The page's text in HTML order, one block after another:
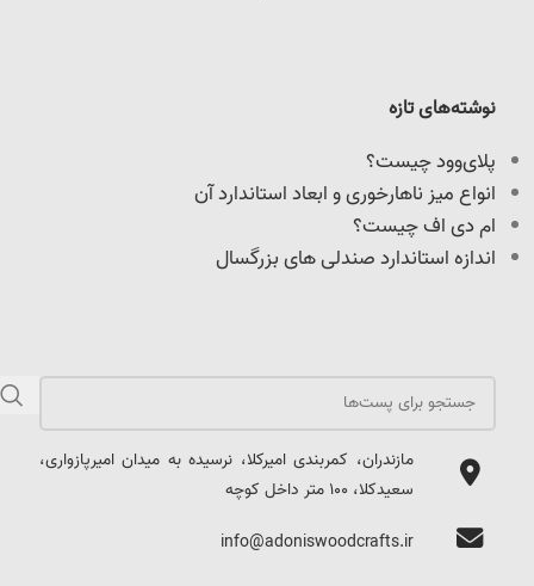
مازندران، کمربندی امیرکلا، نرسیده به میدان امیرپازواری،
سعیدکلا، 100 متر داخل کوچه
info@adoniswoodcrafts.ir
نوشته‌های تازه
پلای‌وود چیست؟
انواع میز ناهارخوری و ابعاد استاندارد آن
ام دی اف چیست؟
اندازه استاندارد صندلی های بزرگسال